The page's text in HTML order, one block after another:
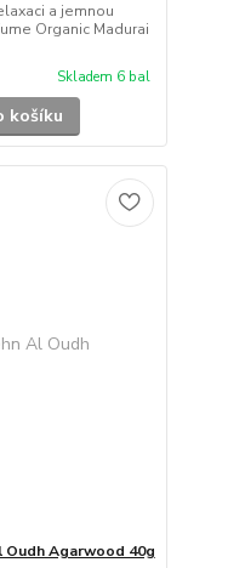
a jemnou
Organic Madurai
Skladem 6 bal
košíku
Oudh Agarwood 40g